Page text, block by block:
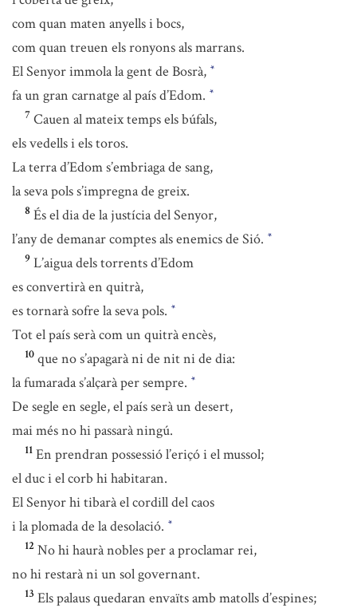
com quan maten anyells i bocs,
com quan treuen els ronyons als marrans.
El Senyor immola la gent de Bosrà, *
fa un gran carnatge al país d’Edom. *
7 Cauen al mateix temps els búfals,
els vedells i els toros.
La terra d’Edom s’embriaga de sang,
la seva pols s’impregna de greix.
8 És el dia de la justícia del Senyor,
l’any de demanar comptes als enemics de Sió. *
9 L’aigua dels torrents d’Edom
es convertirà en quitrà,
es tornarà sofre la seva pols. *
Tot el país serà com un quitrà encès,
10 que no s’apagarà ni de nit ni de dia:
la fumarada s’alçarà per sempre. *
De segle en segle, el país serà un desert,
mai més no hi passarà ningú.
11 En prendran possessió l’eriçó i el mussol;
el duc i el corb hi habitaran.
El Senyor hi tibarà el cordill del caos
i la plomada de la desolació. *
12 No hi haurà nobles per a proclamar rei,
no hi restarà ni un sol governant.
13 Els palaus quedaran envaïts amb matolls d’espines;